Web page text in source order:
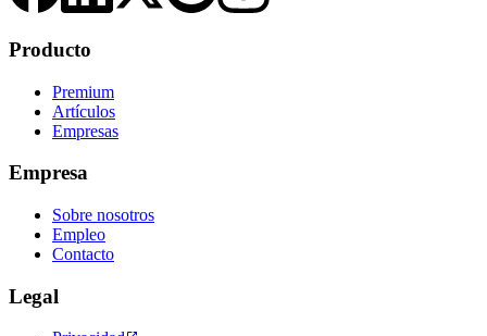
Producto
Premium
Artículos
Empresas
Empresa
Sobre nosotros
Empleo
Contacto
Legal